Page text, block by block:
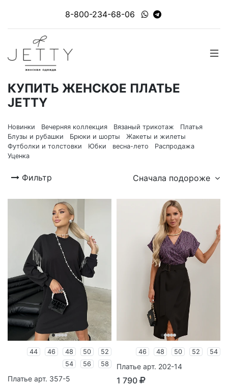
8-800-234-68-06
КУПИТЬ ЖЕНСКОЕ ПЛАТЬЕ
JETTY
Новинки Вечерняя коллекция Вязаный трикотаж
Платья
Блузы и рубашки
Брюки и шорты
Жакеты и жилеты
Футболки и толстовки
Юбки весна-лето
Распродажа
Уценка
Фильтр Сначала подороже
44 46 48 50
52
54
56 58
Платье арт. 357-5
46 48 50 52 54
Платье арт. 202-14
1 790